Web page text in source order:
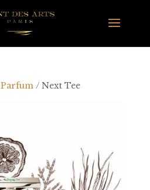
Parfum/ Next Tee